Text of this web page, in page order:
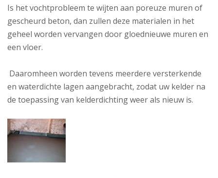
Is het vochtprobleem te wijten aan poreuze muren of
gescheurd beton, dan zullen deze materialen in het
geheel worden vervangen door gloednieuwe muren en
een vloer.
Daaromheen worden tevens meerdere versterkende
en waterdichte lagen aangebracht, zodat uw kelder na
de toepassing van kelderdichting weer als nieuw is.